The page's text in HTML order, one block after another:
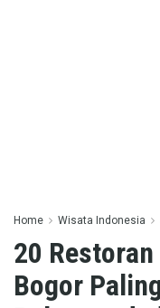
Home Wisata Indonesia
20
Bogor